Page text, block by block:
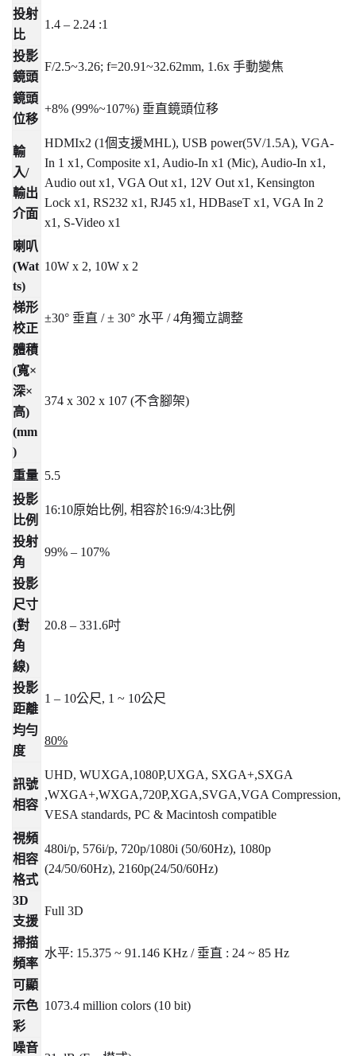
投射
比
1.4 – 2.24 :1
投影
鏡頭
F/2.5~3.26; f=20.91~32.62mm, 1.6x 手動變焦
鏡頭
位移
+8% (99%~107%) 垂直鏡頭位移
輸
入/
輸出
介面
HDMIx2 (1個支援MHL), USB power(5V/1.5A), VGA-
In 1 x1, Composite x1, Audio-In x1 (Mic), Audio-In x1,
Audio out x1, VGA Out x1, 12V Out x1, Kensington
Lock x1, RS232 x1, RJ45 x1, HDBaseT x1, VGA In 2
x1, S-Video x1
喇叭
(Wat
ts)
10W x 2, 10W x 2
梯形
校正
±30° 垂直 / ± 30° 水平 / 4角獨立調整
體積
(寬×
深×
高)
(mm
)
374 x 302 x 107 (不含腳架)
重量 5.5
投影
比例
16:10原始比例 , 相容於16:9/4:3比例
投射
角
99% – 107%
投影
尺寸
(對
角
線)
20.8 – 331.6吋
投影
距離
1 – 10公尺, 1 ~ 10公尺
均勻
度
80%
訊號
相容
UHD, WUXGA,1080P,UXGA, SXGA+,SXGA
,WXGA+,WXGA,720P,XGA,SVGA,VGA Compression,
VESA standards, PC & Macintosh compatible
視頻
相容
格式
480i/p, 576i/p, 720p/1080i (50/60Hz), 1080p
(24/50/60Hz), 2160p(24/50/60Hz)
3D
支援
Full 3D
掃描
頻率
水平: 15.375 ~ 91.146 KHz / 垂直 : 24 ~ 85 Hz
可顯
示色
彩
1073.4 million colors (10 bit)
噪音